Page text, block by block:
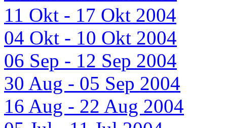
11 Okt - 17 Okt 2004
04 Okt - 10 Okt 2004
06 Sep - 12 Sep 2004
30 Aug - 05 Sep 2004
16 Aug - 22 Aug 2004